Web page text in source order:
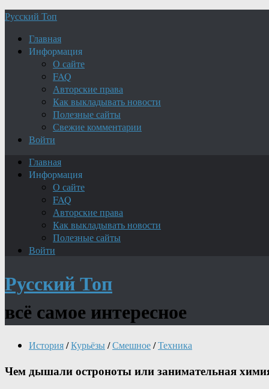
Русский Топ
Главная
Информация
О сайте
FAQ
Авторские права
Как выкладывать новости
Полезные сайты
Свежие комментарии
Войти
Главная
Информация
О сайте
FAQ
Авторские права
Как выкладывать новости
Полезные сайты
Войти
Русский Топ
всё самое интересное
История/Курьёзы/Смешное/Техника
Чем дышали остроноты или занимательная